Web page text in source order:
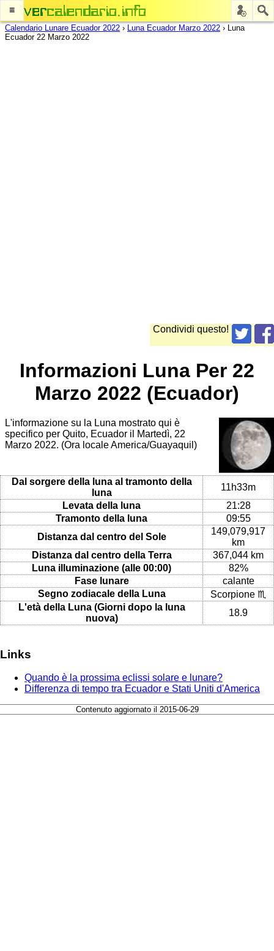
≡
Calendario Lunare Ecuador 2022 › Luna Ecuador Marzo 2022 › Luna
Ecuador 22 Marzo 2022
Condividi questo!
Informazioni Luna Per 22
Marzo 2022 (Ecuador)
L'informazione su la Luna mostrato qui è
specifico per Quito, Ecuador il Martedì, 22
Marzo 2022. (Ora locale America/Guayaquil)
Dal sorgere della luna al tramonto della
luna
11h33m
Levata della luna
21:28
Tramonto della luna
09:55
Distanza dal centro del Sole
149,079,917
km
Distanza dal centro della Terra
367,044 km
Luna illuminazione (alle 00:00)
82%
Fase lunare
calante
Segno zodiacale della Luna
Scorpione ♏
L'età della Luna (Giorni dopo la luna
nuova)
18.9
Links
Quando è la prossima eclissi solare e lunare?
Differenza di tempo tra Ecuador e Stati Uniti d'America
Contenuto aggiornato il 2015-06-29